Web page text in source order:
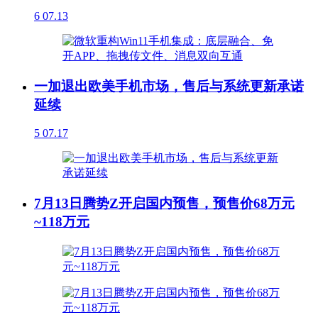
6 07.13
一加退出欧美手机市场，售后与系统更新承诺
延续
5 07.17
7月13日腾势Z开启国内预售，预售价68万元
~118万元